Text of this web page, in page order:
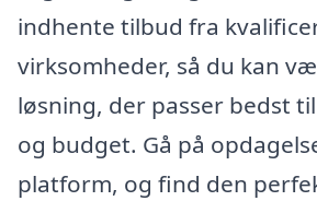
indhente tilbud fra
virksomheder, så du kan
løsning, der passer bedst
og budget. Gå på
platform, og find den